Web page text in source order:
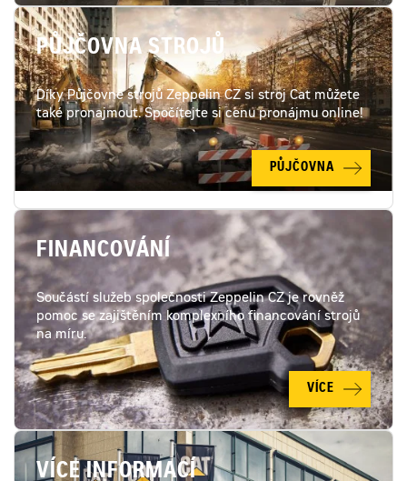
PŮJČOVNA STROJŮ
Díky Půjčovně strojů Zeppelin CZ si stroj Cat můžete
také pronajmout. Spočítejte si cenu pronájmu online!
PŮJČOVNA
FINANCOVÁNÍ
Součástí služeb společnosti Zeppelin CZ je rovněž
pomoc se zajištěním komplexního financování strojů
na míru.
VÍCE
VÍCE INFORMACÍ